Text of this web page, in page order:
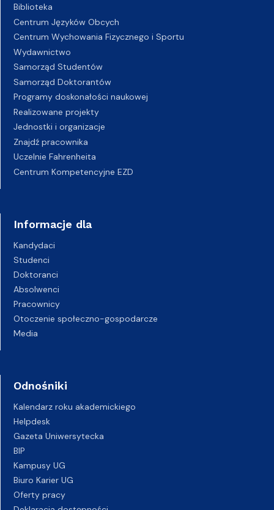
Biblioteka
Centrum Języków Obcych
Centrum Wychowania Fizycznego i Sportu
Wydawnictwo
Samorząd Studentów
Samorząd Doktorantów
Programy doskonałości naukowej
Realizowane projekty
Jednostki i organizacje
Znajdź pracownika
Uczelnie Fahrenheita
Centrum Kompetencyjne EZD
Informacje dla
Kandydaci
Studenci
Doktoranci
Absolwenci
Pracownicy
Otoczenie społeczno-gospodarcze
Media
Odnośniki
Kalendarz roku akademickiego
Helpdesk
Gazeta Uniwersytecka
BIP
Kampusy UG
Biuro Karier UG
Oferty pracy